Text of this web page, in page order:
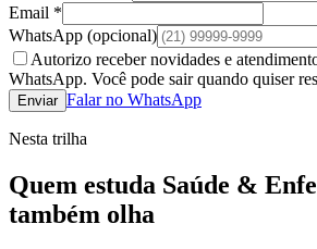
Email *
WhatsApp (opcional)
Autorizo receber novidades e
WhatsApp. Você pode sair quando quiser
Enviar Falar no WhatsApp
Nesta trilha
Quem estuda Saúde &
também olha